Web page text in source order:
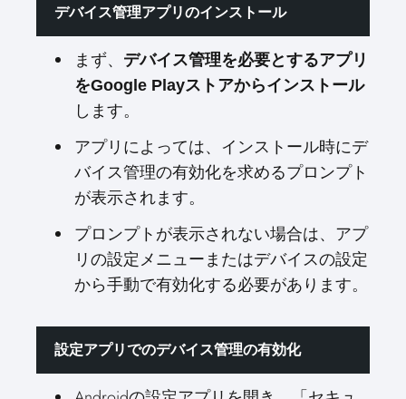
デバイス管理アプリのインストール
まず、
デバイス管理を必要とするアプリ
をGoogle Playストアからインストール
します。
アプリによっては、インストール時にデ
バイス管理の有効化を求めるプロンプト
が表示されます。
プロンプトが表示されない場合は、アプ
リの設定メニューまたはデバイスの設定
から手動で有効化する必要があります。
設定アプリでのデバイス管理の有効化